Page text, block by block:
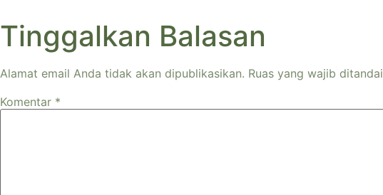
Tinggalkan Balasan
Alamat email Anda tidak akan dipublikasikan. Ruas yang wajib ditandai
Komentar *